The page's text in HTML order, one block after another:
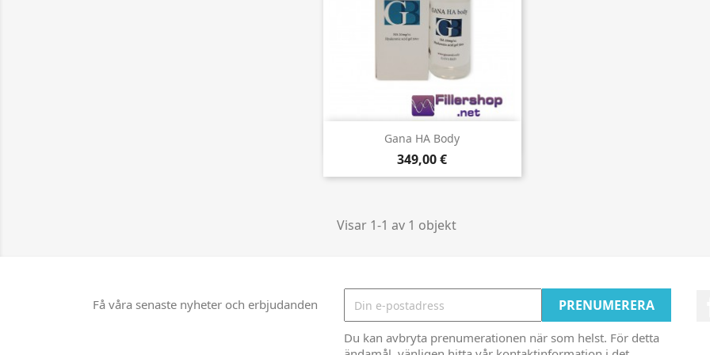
Gana HA Body
349,00 €
 Snabbvy
Visar 1-1 av 1 objekt
Få våra senaste nyheter och erbjudanden
Du kan avbryta prenumerationen när som helst. För detta